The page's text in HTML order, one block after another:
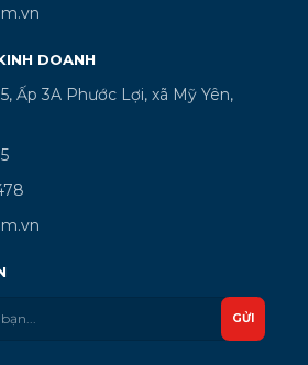
DOANH
Ấp 3A Phước Lợi, xã Mỹ Yên,
GỬI